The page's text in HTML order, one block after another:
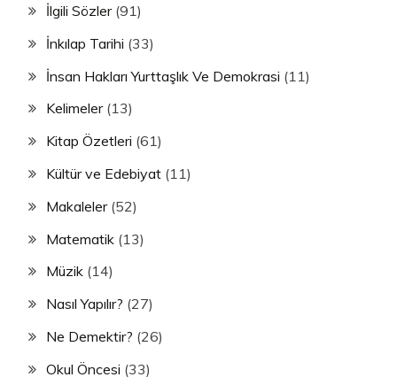
İlgili Sözler(91)
İnkılap Tarihi (33)
İnsan Hakları Yurttaşlık Ve Demokrasi (11)
Kelimeler(13)
Kitap Özetleri (61)
Kültür ve Edebiyat (11)
Makaleler(52)
Matematik (13)
Müzik (14)
Nasıl Yapılır? (27)
Ne Demektir? (26)
Okul Öncesi (33)